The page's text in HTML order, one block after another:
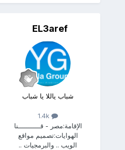
EL3aref
شباب ياللا يا شباب
1.4k
الإقامة:مصر - قـــــــــــنا
الهوايات:تصميم مواقع
الويب .. والبرمجيات ..